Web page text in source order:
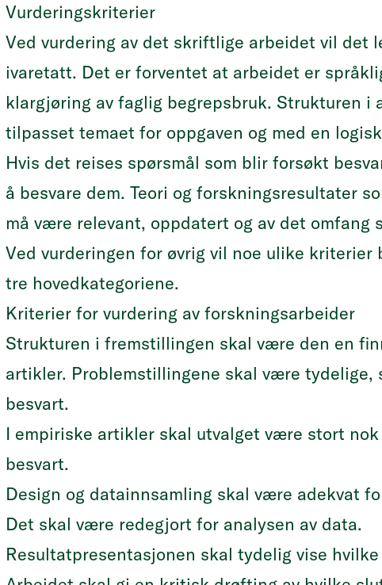
Vurderingskriterier
Ved vurdering av det skriftlige arbeidet vil det
ivaretatt. Det er forventet at arbeidet er
klargjøring av faglig begrepsbruk. Strukturen
tilpasset temaet for oppgaven og med en
Hvis det reises spørsmål som blir forsøkt
å besvare dem. Teori og forskningsresultater
må være relevant, oppdatert og av det omfang
Ved vurderingen for øvrig vil noe ulike
tre hovedkategoriene.
Kriterier for vurdering av forskningsarbeider
Strukturen i fremstillingen skal være den en
artikler. Problemstillingene skal være tydelige,
besvart.
I empiriske artikler skal utvalget være stort
besvart.
Design og datainnsamling skal være adekvat
Det skal være redegjort for analysen av data.
Resultatpresentasjonen skal tydelig vise